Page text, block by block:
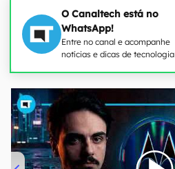
O Canaltech está no
WhatsApp!
Entre no canal e acompanhe
notícias e dicas de tecnologia